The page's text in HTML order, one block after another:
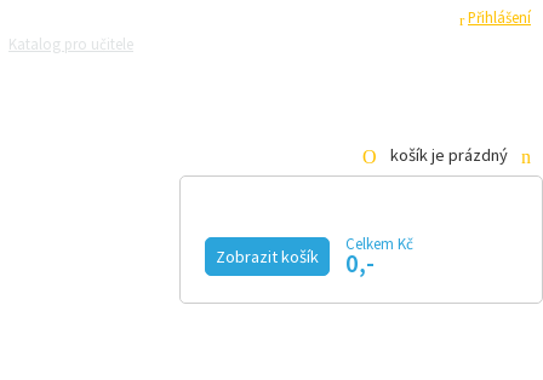
Přihlášení
Katalog pro učitele
košík je prázdný
Zobrazit košík
Celkem Kč
0,-